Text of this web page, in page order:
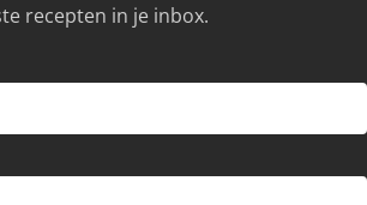
recepten in je inbox.